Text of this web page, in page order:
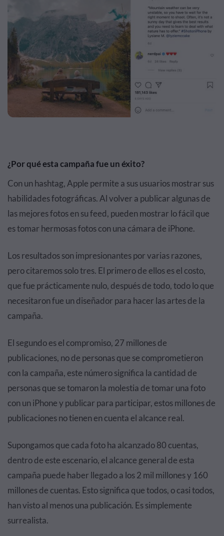
¿Por qué esta campaña fue un éxito?
Con un hashtag, Apple permite a sus usuarios mostrar sus
habilidades fotográficas. Al volver a publicar algunas de
las mejores fotos en su feed, pueden mostrar lo fácil que
es tomar hermosas fotos con una cámara de iPhone.
Los resultados son impresionantes por varias razones,
pero citaremos solo tres. El primero de ellos es el costo,
que fue prácticamente nulo, después de todo, todo lo que
necesitaron fue un diseñador para hacer las artes de la
campaña.
El segundo es el compromiso, 27 millones de
publicaciones, no de personas que se comprometieron
con la campaña, este número significa la cantidad de
personas que se tomaron la molestia de tomar una foto
con un iPhone y publicar para participar, estos millones de
publicaciones no tienen en cuenta el alcance real.
Supongamos que cada foto ha alcanzado 80 cuentas,
dentro de este escenario, el alcance general de esta
campaña puede haber llegado a los 2 mil millones y 160
millones de cuentas. Esto significa que todos, o casi todos,
han visto al menos una publicación. Es simplemente
surrealista.